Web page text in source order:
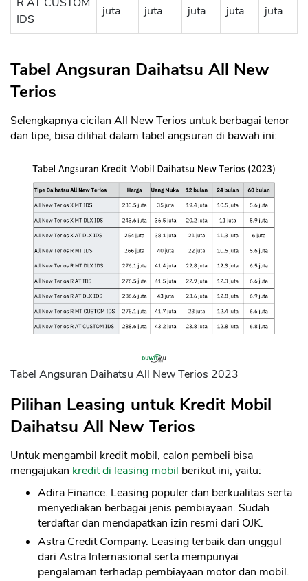
IDS
juta
juta
juta
juta
juta
Tabel Angsuran Daihatsu All New
Terios
Selengkapnya cicilan All New Terios untuk berbagai tenor
dan tipe, bisa dilihat dalam tabel angsuran di bawah ini:
Tabel Angsuran Daihatsu All New Terios 2023
Pilihan Leasing untuk Kredit Mobil
Daihatsu All New Terios
Untuk mengambil kredit mobil, calon pembeli bisa
mengajukan kredit di leasing mobil berikut ini, yaitu:
Adira Finance. Leasing populer dan berkualitas serta
menyediakan berbagai jenis pembiayaan. Sudah
terdaftar dan mendapatkan izin resmi dari OJK.
Astra Credit Company. Leasing terbaik dan unggul
dari Astra Internasional serta mempunyai
pengalaman terhadap pembiayaan motor dan mobil.